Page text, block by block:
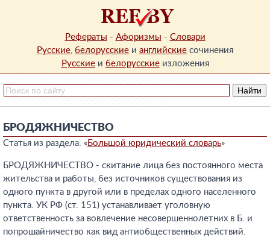
Рефераты - Афоризмы - Словари
Русские, белорусские и английские сочинения
Русскиеи белорусскиеизложения
БРОДЯЖНИЧЕСТВО
Статья из раздела: «Большой юридический словарь»
БРОДЯЖНИЧЕСТВО - скитание лица без постоянного места
жительства и работы, без источников существования из
одного пункта в другой или в пределах одного населенного
пункта. УК РФ (ст. 151) устанавливает уголовную
ответственность за вовлечение несовершеннолетних в Б. и
попрошайничество как вид антиобщественных действий.